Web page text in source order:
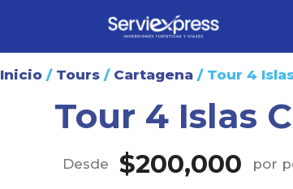
Inicio / Tours / Cartagena / Tour 4
Tour 4 Islas
Desde $200,000 por